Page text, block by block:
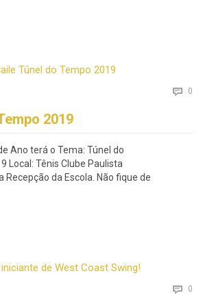
 0
2019
Ano terá o Tema: Túnel do
Local: Tênis Clube Paulista
Recepção da Escola. Não fique de
 0